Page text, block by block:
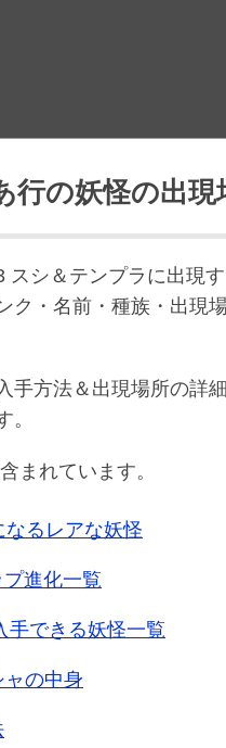
行の妖怪の出現
スシ＆テンプラに出現
ク・名前・種族・出現
手方法＆出現場所の詳
。
まれています。
るレアな妖怪
進化一覧
手できる妖怪一覧
ャの中身